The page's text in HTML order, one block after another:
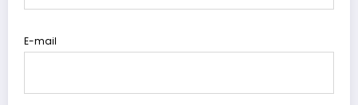
E-mail